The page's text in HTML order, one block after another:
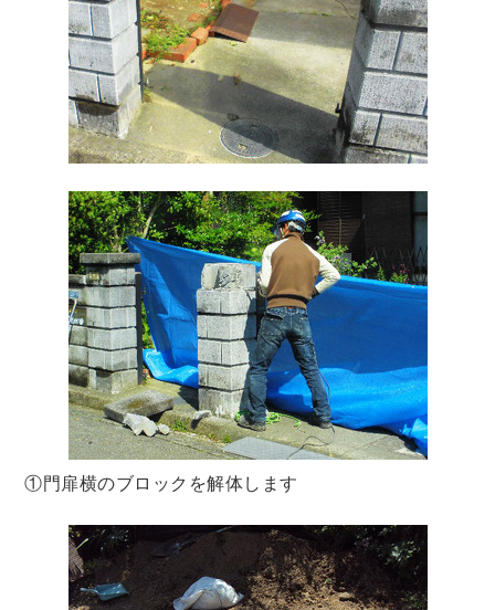
①門扉横のブロックを解体します